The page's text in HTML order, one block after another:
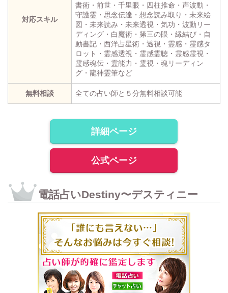
対応スキル
書術・前世・千里眼・四柱推命・声波動・
守護霊・思念伝達・想念読み取り・未来絵
図・未来読み・未来透視・気功・波動リー
ディング・白魔術・第三の眼・縁結び・自
動書記・西洋占星術・透視・霊感・霊感タ
ロット・霊感透視・霊感霊聴・霊感霊視・
霊感魂伝・霊能力・霊視・魂リーディン
グ・龍神霊筆など
無料相談 全ての占い師と５分無料相談可能
詳細ページ
公式ページ
電話占いDestiny〜デスティニー